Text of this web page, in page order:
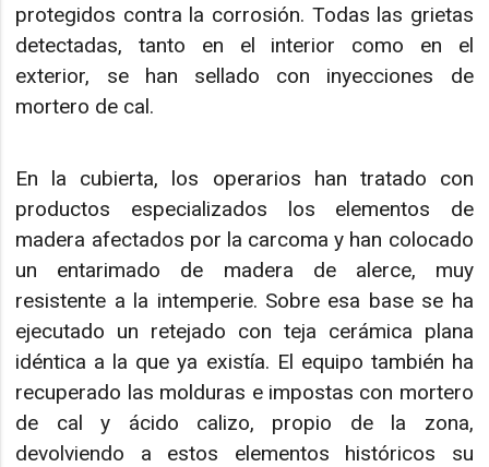
protegidos contra la corrosión. Todas las grietas
detectadas, tanto en el interior como en el
exterior, se han sellado con inyecciones de
mortero de cal.
En la cubierta, los operarios han tratado con
productos especializados los elementos de
madera afectados por la carcoma y han colocado
un entarimado de madera de alerce, muy
resistente a la intemperie. Sobre esa base se ha
ejecutado un retejado con teja cerámica plana
idéntica a la que ya existía. El equipo también ha
recuperado las molduras e impostas con mortero
de cal y ácido calizo, propio de la zona,
devolviendo a estos elementos históricos su